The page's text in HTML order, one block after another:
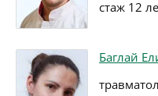
стаж 12
Баглай